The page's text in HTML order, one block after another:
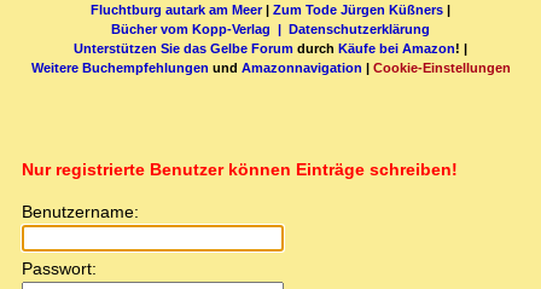
Fluchtburg autark am Meer| Zum Tode Jürgen Küßners |
Bücher vom Kopp-Verlag | Datenschutzerklärung
Unterstützen Sie das Gelbe Forum durch Käufe bei Amazon! |
Weitere Buchempfehlungen und Amazonnavigation | Cookie-Einstellungen
Nur registrierte Benutzer können Einträge schreiben!
Benutzername:
Passwort: